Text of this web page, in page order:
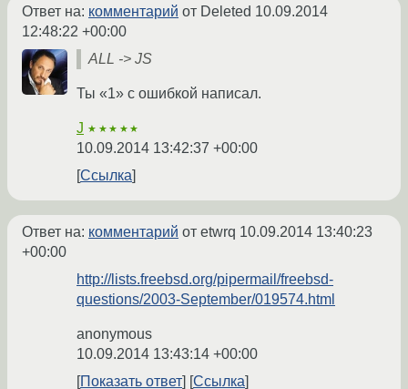
Ответ на: комментарий от Deleted 10.09.2014
12:48:22 +00:00
ALL -> JS
Ты «1» с ошибкой написал.
J ★★★★★
10.09.2014 13:42:37 +00:00
Ссылка
Ответ на: комментарий от etwrq 10.09.2014 13:40:23
+00:00
http://lists.freebsd.org/pipermail/freebsd-
questions/2003-September/019574.html
anonymous
10.09.2014 13:43:14 +00:00
Показать ответ
Ссылка